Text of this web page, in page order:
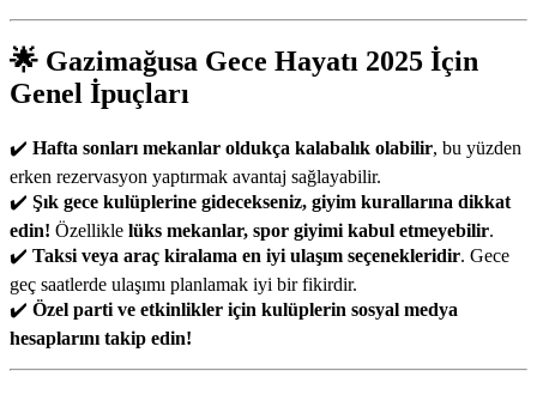
🌟 Gazimağusa Gece Hayatı 2025 İçin
Genel İpuçları
✔️ Hafta sonları mekanlar oldukça kalabalık olabilir, bu yüzden
erken rezervasyon yaptırmak avantaj sağlayabilir.
✔️ Şık gece kulüplerine gidecekseniz, giyim kurallarına dikkat
edin! Özellikle lüks mekanlar, spor giyimi kabul etmeyebilir.
✔️ Taksi veya araç kiralama en iyi ulaşım seçenekleridir. Gece
geç saatlerde ulaşımı planlamak iyi bir fikirdir.
✔️ Özel parti ve etkinlikler için kulüplerin sosyal medya
hesaplarını takip edin!